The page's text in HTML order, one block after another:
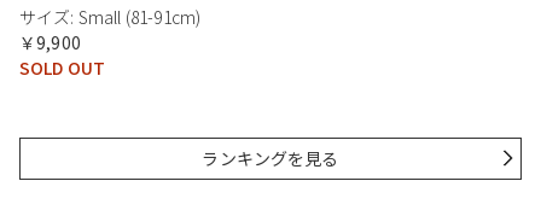
サイズ: Small (81-91cm)
￥9,900
SOLD OUT
ランキングを見る